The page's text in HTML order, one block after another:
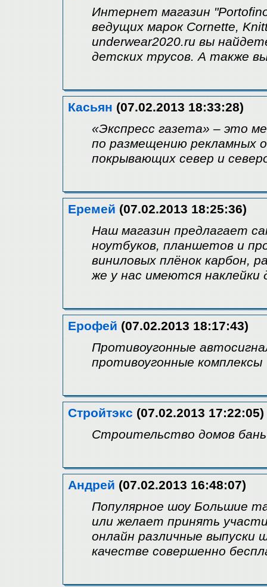
Интернет магазин
ведущих марок Cornette,
underwear2020.ru вы
детских трусов. А также
Касьян (07.02.2013 18:33:28)
«Экспресс газета» – это
по размещению рекламных
покрывающих север и
Еремей (07.02.2013 18:25:36)
Наш магазин предлагает
ноутбуков, планшетов и
виниловых плёнок карбон,
же у нас имеются наклейки
Ерофей (07.02.2013 18:17:43)
Противоугонные
противоугонные
Стройтэкс (07.02.2013 17:22:05)
Строительство домов
Андрей (07.02.2013 16:48:07)
Популярное шоу Большие
или желает принять
онлайн различные
качестве совершенно